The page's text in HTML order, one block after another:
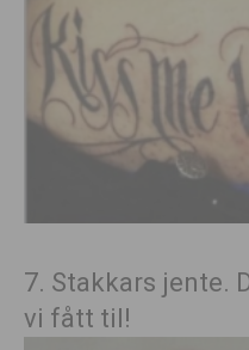
7. Stakkars jente.
vi fått til!